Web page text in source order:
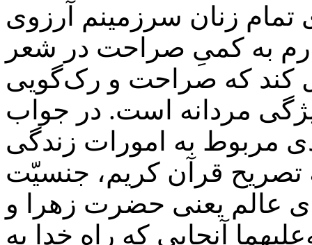
تمام زنان سرزمینم آرزوی
به کمیِ صراحت در شعر
کند که صراحت و رک‌گویی
مردانه است. در جواب
مربوط به امورات زندگی
قرآن کریم، جنسیّت
عالم یعنی حضرت زهرا و
آنجایی که راه خدا به